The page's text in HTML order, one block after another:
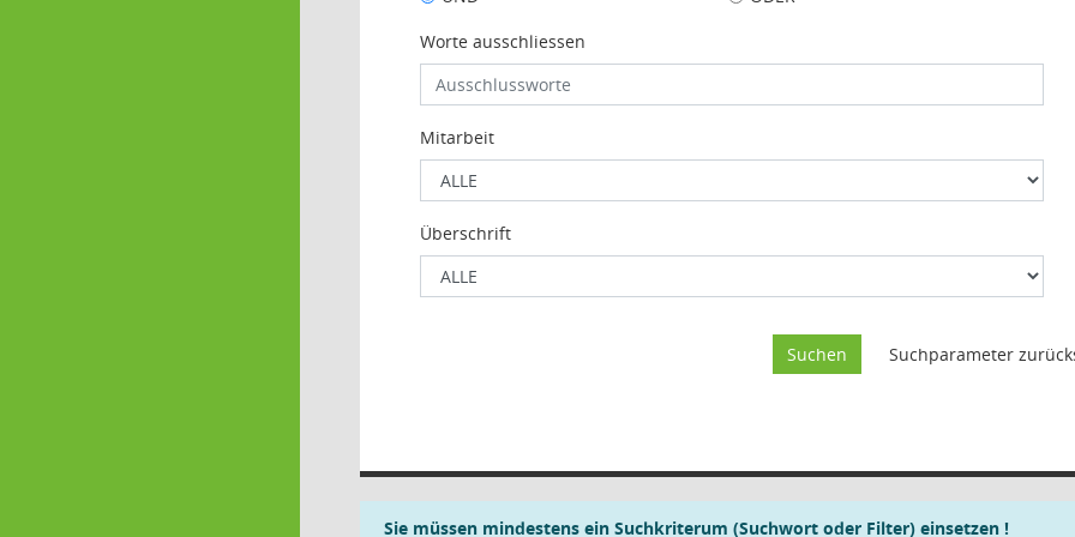
Worte ausschliessen
Mitarbeit
Überschrift
Sie müssen mindestens ein Suchkriterum (Suchwort oder Filter) einsetzen !